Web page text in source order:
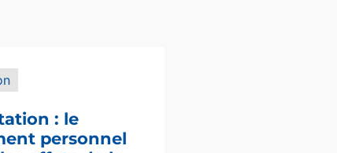
: le
personnel